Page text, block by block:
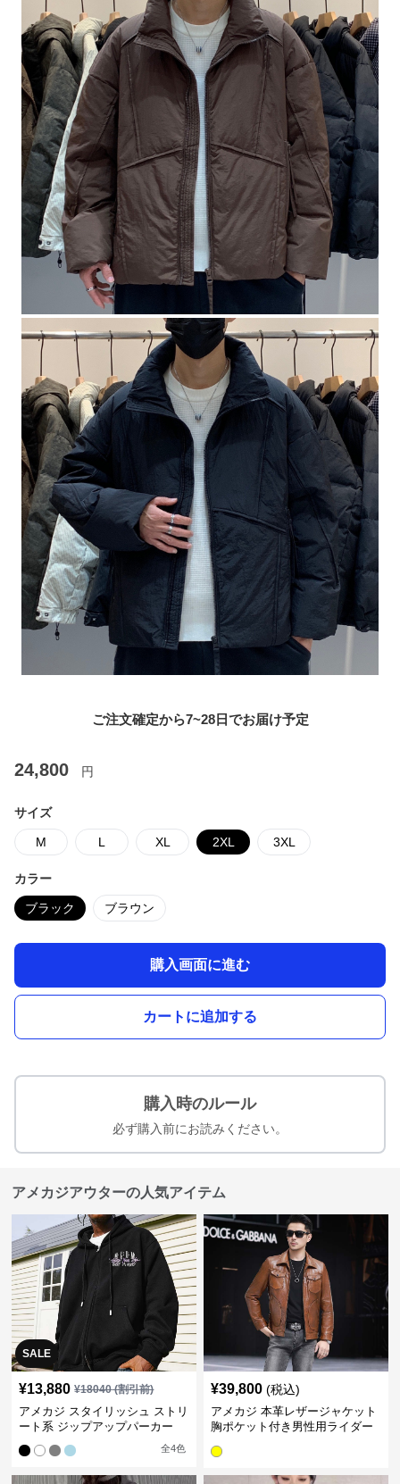
ご注文確定から7~28日でお届け予定
24,800 円
サイズ
M L XL 2XL 3XL
カラー
ブラック ブラウン
購入画面に進む
カートに追加する
購入時のルール
必ず購入前にお読みください。
アメカジアウターの人気アイテム
SALE
¥13,880 ¥18040(割引前)
アメカジ スタイリッシュ ストリ
ート系 ジップアップパーカー
全4色
¥39,800 (税込)
アメカジ 本革レザージャケット
胸ポケット付き男性用ライダー